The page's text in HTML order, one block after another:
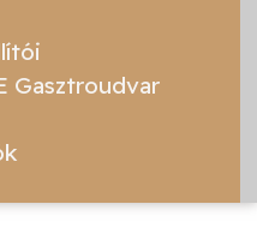
Gasztroudvar